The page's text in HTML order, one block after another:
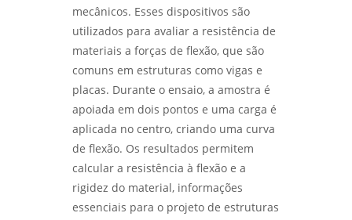
mecânicos. Esses dispositivos são
utilizados para avaliar a resistência de
materiais a forças de flexão, que são
comuns em estruturas como vigas e
placas. Durante o ensaio, a amostra é
apoiada em dois pontos e uma carga é
aplicada no centro, criando uma curva
de flexão. Os resultados permitem
calcular a resistência à flexão e a
rigidez do material, informações
essenciais para o projeto de estruturas